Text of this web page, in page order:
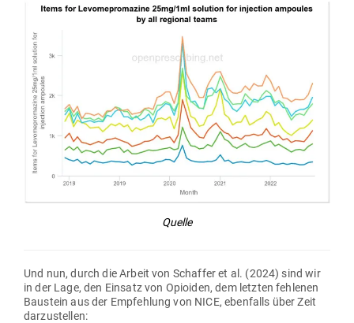
Quelle
Und nun, durch die Arbeit von Schaffer et al. (2024) sind wir
in der Lage, den Einsatz von Opioiden, dem letzten feh­lenen
Bau­stein aus der Emp­fehlung von NICE, eben­falls über Zeit
darzustellen: